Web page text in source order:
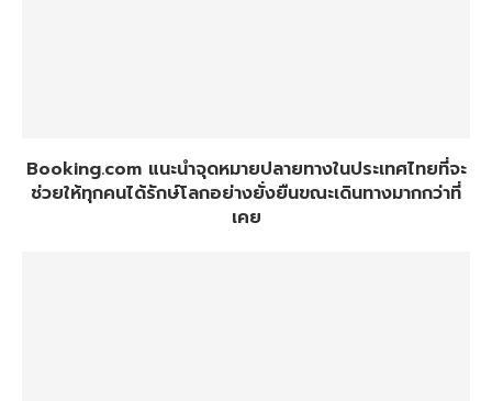
Booking.com แนะนำจุดหมายปลายทางในประเทศไทยที่จะ
ช่วยให้ทุกคนได้รักษ์โลกอย่างยั่งยืนขณะเดินทางมากกว่าที่
เคย